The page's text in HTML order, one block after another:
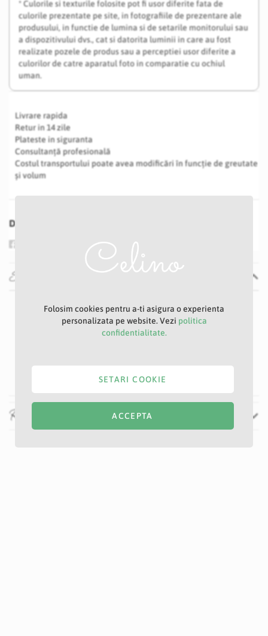
* Culorile si texturile folosite pot fi usor diferite fata de
culorile prezentate pe site, in fotografiile de prezentare ale
produsului, in functie de lumina si de setarile monitorului sau
a dispozitivului dvs., cat si datorita luminii in care au fost
realizate pozele de produs sau a perceptiei usor diferite a
culorilor de catre aparatul foto in comparatie cu ochiul
uman.
Livrare rapida
Retur in 14 zile
Plateste in siguranta
Consultanță profesională
Costul transportului poate avea modificări în funcție de greutate
și volum
Distribuie
Specificatii
Specificatii
Nu
E
100 cm
Recenzii
Folosim cookies pentru a-ti asigura o experienta
personalizata pe website. Vezi politica
confidentialitate.
ACCEPTA
SETARI COOKIE